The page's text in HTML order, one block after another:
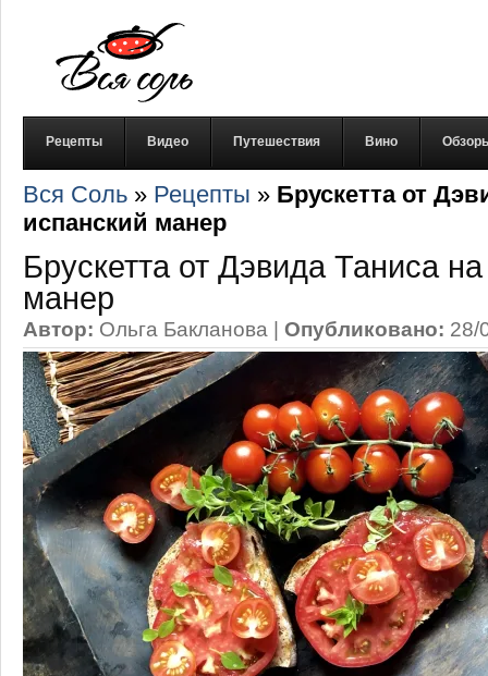
Рецепты Видео Путешествия Вино
Вся Соль » Рецепты » Брускетта от
испанский манер
Брускетта от Дэвида Таниса
манер
Автор: Ольга Бакланова | Опубликовано: 28/